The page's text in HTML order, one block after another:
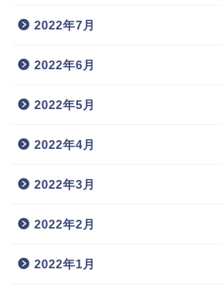
2022年7月
2022年6月
2022年5月
2022年4月
2022年3月
2022年2月
2022年1月